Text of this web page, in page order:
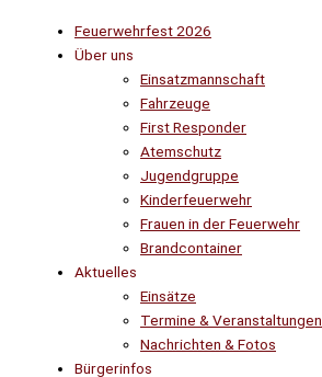
Feuerwehrfest 2026
Über uns
Einsatzmannschaft
Fahrzeuge
First Responder
Atemschutz
Jugendgruppe
Kinderfeuerwehr
Frauen in der Feuerwehr
Brandcontainer
Aktuelles
Einsätze
Termine & Veranstaltungen
Nachrichten & Fotos
Bürgerinfos